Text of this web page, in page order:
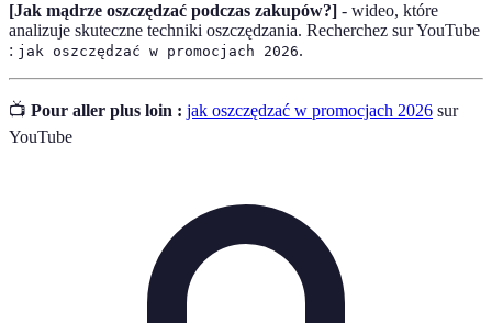
[Jak mądrze oszczędzać podczas zakupów?] - wideo, które
analizuje skuteczne techniki oszczędzania. Recherchez sur YouTube
: jak oszczędzać w promocjach 2026.
📺 Pour aller plus loin : jak oszczędzać w promocjach 2026 sur
YouTube